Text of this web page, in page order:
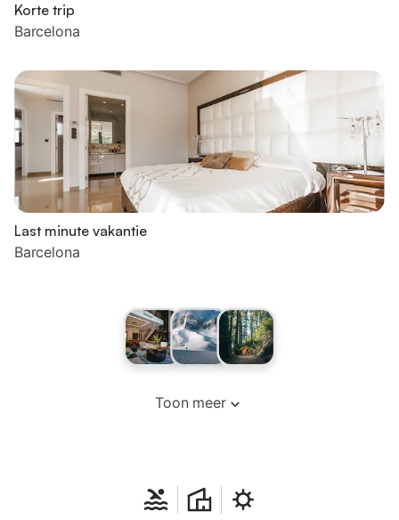
Korte trip
Barcelona
Last minute vakantie
Barcelona
Toon meer